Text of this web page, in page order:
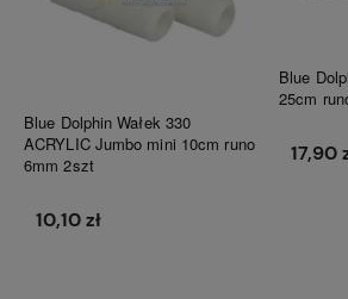
Blue Dolphin Wałek 330
ACRYLIC Jumbo mini 10cm runo
6mm 2szt
10,10 zł
Blue
25cm
17,90